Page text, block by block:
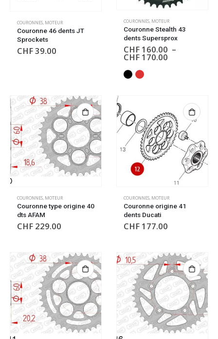
COURONNES, MOTEUR
Couronne 46 dents JT
Sprockets
CHF39.00
COURONNES, MOTEUR
Couronne Stealth 43
dents Supersprox
CHF 160.00 –
CHF 170.00
COURONNES, MOTEUR
Couronne type origine 40
dts AFAM
CHF 229.00
COURONNES, MOTEUR
Couronne origine 41
dents Ducati
CHF 177.00